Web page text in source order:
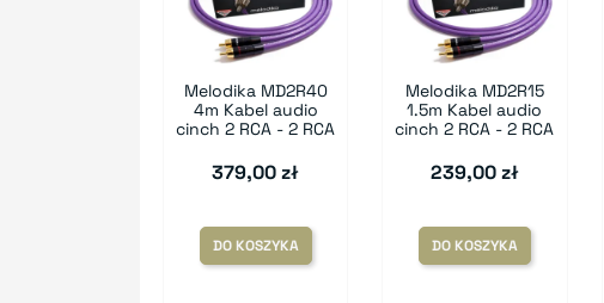
Melodika MD2R40
4m Kabel audio
cinch 2 RCA - 2 RCA
379,00 zł
DO KOSZYKA
Melodika MD2R15
1.5m Kabel audio
cinch 2 RCA - 2 RCA
239,00 zł
DO KOSZYKA